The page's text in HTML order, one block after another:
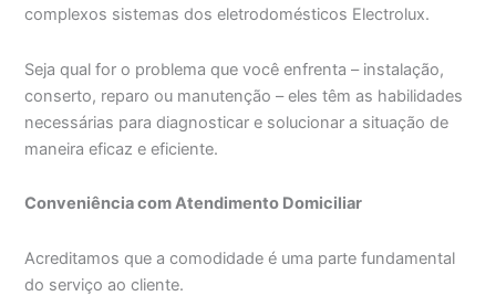
complexos sistemas dos eletrodomésticos Electrolux.
Seja qual for o problema que você enfrenta – instalação,
conserto, reparo ou manutenção – eles têm as habilidades
necessárias para diagnosticar e solucionar a situação de
maneira eficaz e eficiente.
Conveniência com Atendimento Domiciliar
Acreditamos que a comodidade é uma parte fundamental
do serviço ao cliente.